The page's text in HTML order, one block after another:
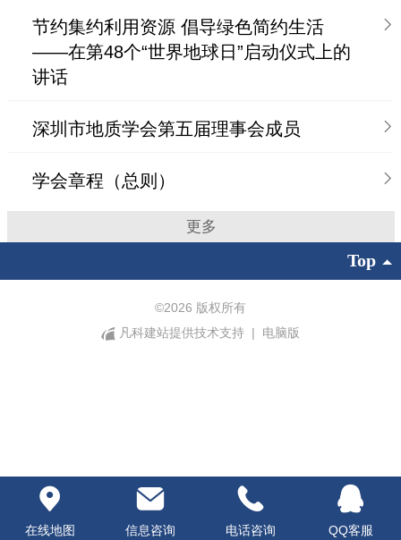
节约集约利用资源 倡导绿色简约生活
——在第48个“世界地球日”启动仪式上的
讲话
深圳市地质学会第五届理事会成员
学会章程（总则）
更多
Top
©2026 版权所有
凡科建站提供技术支持
| 电脑版
在线地图 信息咨询 电话咨询 QQ客服